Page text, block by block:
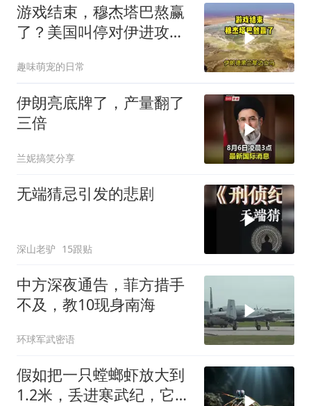
游戏结束，穆杰塔巴熬赢
了？美国叫停对伊进攻，
趣味萌宠的日常
伊朗亮底牌了，产量翻了
三倍
兰妮搞笑分享
无端猜忌引发的悲剧
深山老驴 15跟贴
中方深夜通告，菲方措手
不及，教10现身南海
环球军武密语
假如把一只螳螂虾放大到
1.2米，丢进寒武纪，它能